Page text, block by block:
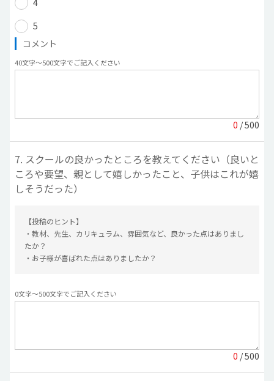
4
5
コメント
40文字〜500文字でご記入ください
0 / 500
7. スクールの良かったところを教えてください（良いと
ころや要望、親として嬉しかったこと、子供はこれが嬉
しそうだった）
【投稿のヒント】
・教材、先生、カリキュラム、雰囲気など、良かった点はありまし
たか？
・お子様が喜ばれた点はありましたか？
0文字〜500文字でご記入ください
0 / 500